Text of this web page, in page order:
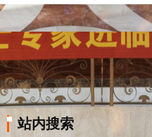
站内搜索